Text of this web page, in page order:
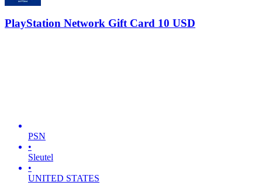
PlayStation Network Gift Card 10 USD
PSN
•
Sleutel
•
UNITED STATES